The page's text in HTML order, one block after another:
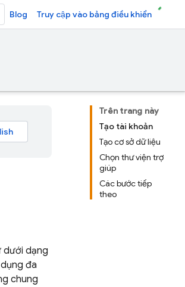
Blog Truy cập vào bảng điều khiển
Trên trang này
Tạo tài khoản
Tạo cơ sở dữ liệu
Chọn thư viện trợ
giúp
Các bước tiếp
theo
dưới dạng
đa
chung